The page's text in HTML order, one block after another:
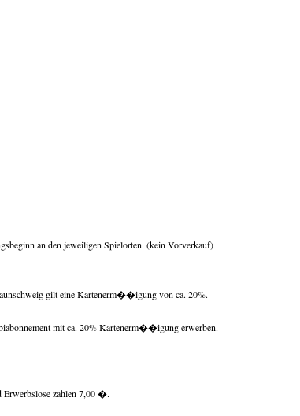
an den jeweiligen Spielorten. (kein Vorverkauf)
gilt eine Kartenerm��igung von ca. 20%.
mit ca. 20% Kartenerm��igung erwerben.
zahlen 7,00 �.